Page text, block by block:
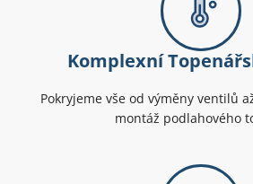
Komplexní
Pokryjeme vše od výměny ventilů
montáž podlahového